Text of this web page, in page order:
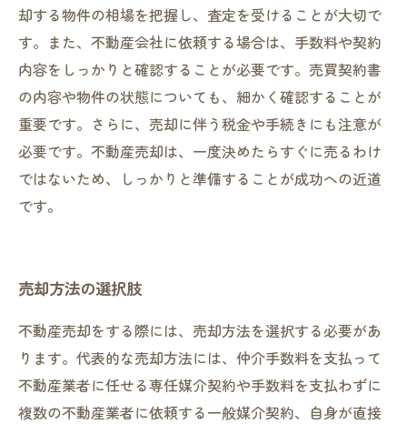
却する物件の相場を把握し、査定を受けることが大切で
す。また、不動産会社に依頼する場合は、手数料や契約
内容をしっかりと確認することが必要です。売買契約書
の内容や物件の状態についても、細かく確認することが
重要です。さらに、売却に伴う税金や手続きにも注意が
必要です。不動産売却は、一度決めたらすぐに売るわけ
ではないため、しっかりと準備することが成功への近道
です。
売却方法の選択肢
不動産売却をする際には、売却方法を選択する必要があ
ります。代表的な売却方法には、仲介手数料を支払って
不動産業者に任せる専任媒介契約や手数料を支払わずに
複数の不動産業者に依頼する一般媒介契約、自身が直接